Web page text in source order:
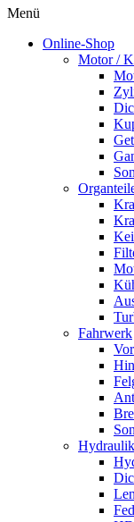
Menü
Online-Shop
Motor /
Fahrwerk